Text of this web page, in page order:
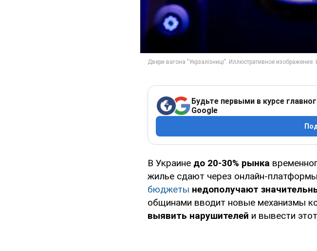
Будьте первыми в курсе
Google
В Украине до 20-30% рынка
жилье сдают через онлайн-
бюджеты недополучают
общинами вводит новые механизмы
выявить нарушителей и вывести